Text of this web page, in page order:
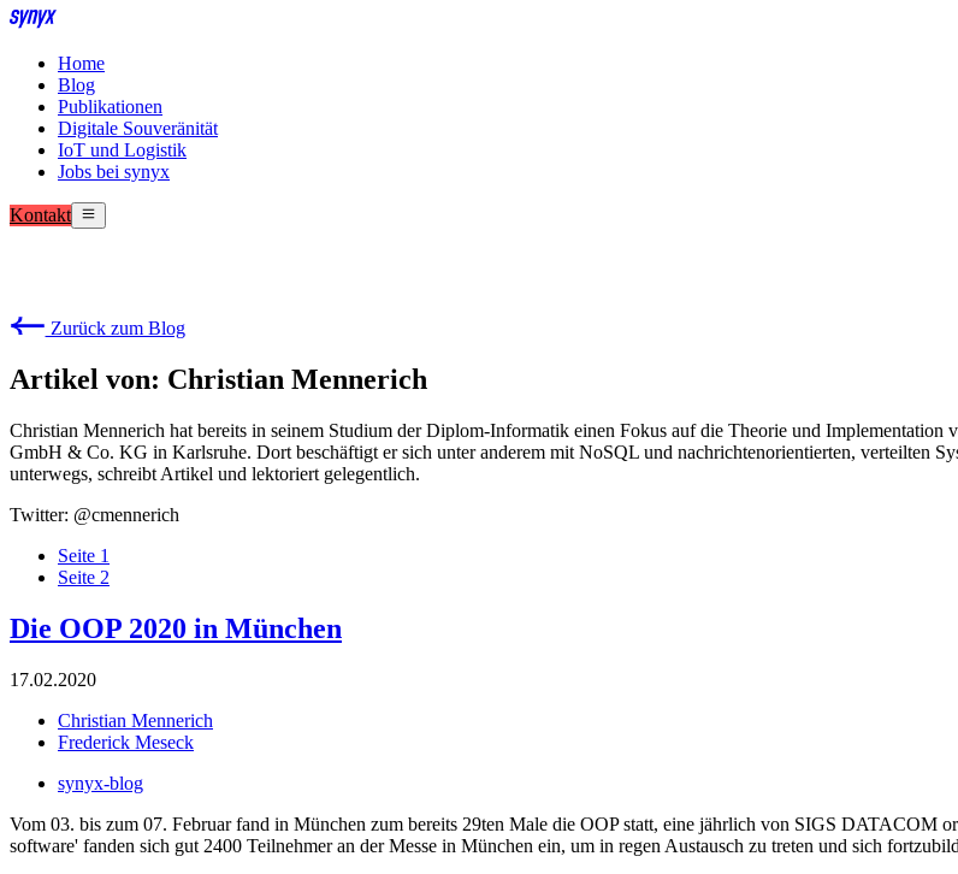
Home
Blog
Publikationen
Digitale Souveränität
IoT und Logistik
Jobs bei synyx
Kontakt
Zurück zum Blog
Artikel von: Christian Mennerich
Christian Mennerich hat bereits in seinem Studium der Diplom-Informatik einen Fokus auf die Theorie und Implementation
GmbH & Co. KG in Karlsruhe. Dort beschäftigt er sich unter anderem mit NoSQL und nachrichtenorientierten, verteilten
unterwegs, schreibt Artikel und lektoriert gelegentlich.
Twitter: @cmennerich
Seite 1
Seite 2
Die OOP 2020 in München
17.02.2020
Christian Mennerich
Frederick Meseck
synyx-blog
Vom 03. bis zum 07. Februar fand in München zum bereits 29ten Male die OOP statt, eine jährlich von SIGS DATACOM
software' fanden sich gut 2400 Teilnehmer an der Messe in München ein, um in regen Austausch zu treten und sich